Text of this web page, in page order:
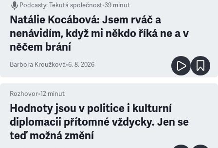
Podcasty:Tekutá společnost•39 minut
Natálie Kocábová: Jsem rváč a
nenávidím, když mi někdo říká ne a v
něčem brání
Barbora Kroužková•6. 8. 2026
Rozhovor•12 minut
Hodnoty jsou v politice i kulturní
diplomacii přítomné vždycky. Jen se
teď možná změní